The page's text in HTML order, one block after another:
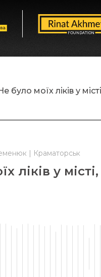
| Краматорськ
ліків у
було моїх ліків у